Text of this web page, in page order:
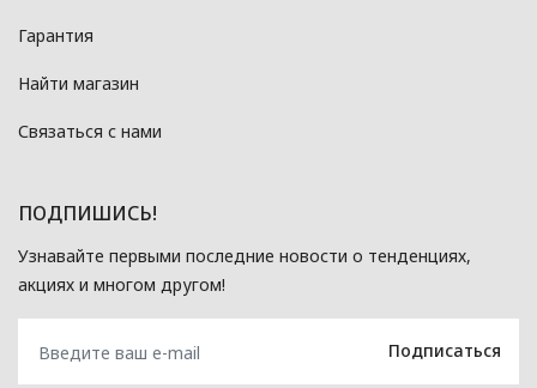
Гарантия
Найти магазин
Связаться с нами
ПОДПИШИСЬ!
Узнавайте первыми последние новости о тенденциях,
акциях и многом другом!